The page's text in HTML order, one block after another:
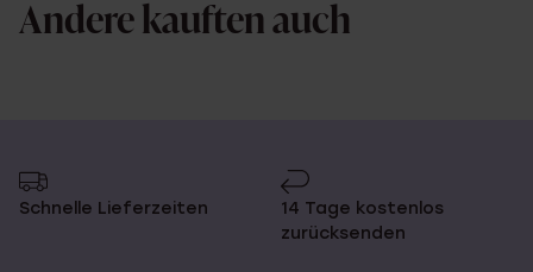
Andere kauften auch
Schnelle Lieferzeiten
14 Tage kostenlos
zurücksenden